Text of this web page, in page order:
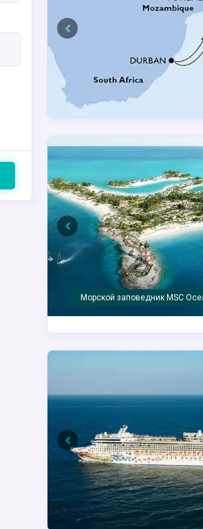
Previous
Previous
Previous